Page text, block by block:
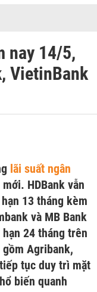
nay 14/5,
VietinBank
lãi suất ngân
HDBank vẫn
13 tháng kèm
và MB Bank
24 tháng trên
Agribank,
tục duy trì mặt
biến quanh